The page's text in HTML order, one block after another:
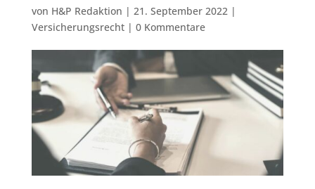
von H&P Redaktion | 21. September 2022|
Versicherungsrecht| 0 Kommentare